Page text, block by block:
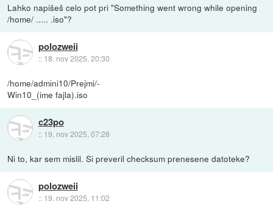
Lahko napišeš celo pot pri "Something went wrong while opening
/home/ ..... .iso"?
polozweii
:: 18. nov 2025, 20:30
/home/admini10/Prejmi/-
Win10_(ime fajla).iso
c23po
:: 19. nov 2025, 07:28
Ni to, kar sem mislil. Si preveril checksum prenesene datoteke?
polozweii
:: 19. nov 2025, 11:02